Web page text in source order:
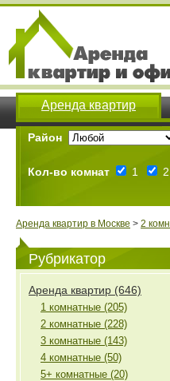
Аренда квартир
Район
Кол-во комнат 1 2
Аренда квартир в Москве > 2
Рубрикатор
Аренда квартир (646)
1 комнатные (205)
2 комнатные (228)
3 комнатные (143)
4 комнатные (50)
5+ комнатные (20)